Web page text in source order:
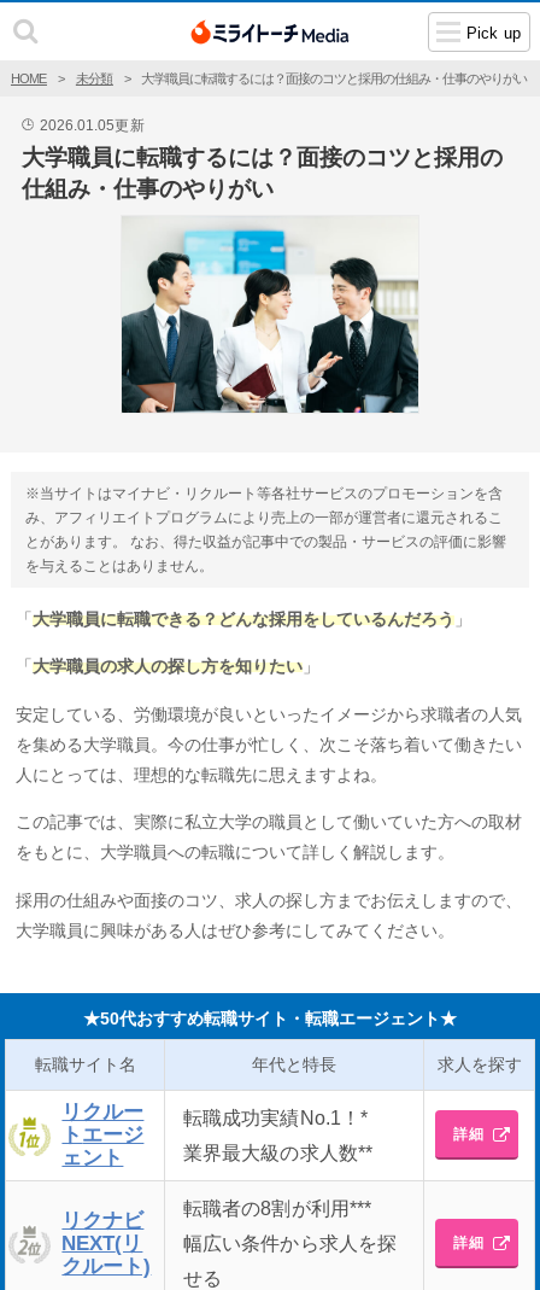
Pick up
🕒 2026.01.05更新
大学職員に転職するには？面接のコツと採用の
仕組み・仕事のやりがい
※当サイトはマイナビ・リクルート等各社サービスのプロモーションを含
み、アフィリエイトプログラムにより売上の一部が運営者に還元されるこ
とがあります。 なお、得た収益が記事中での製品・サービスの評価に影響
を与えることはありません。
「大学職員に転職できる？どんな採用をしているんだろう 」
「大学職員の求人の探し方を知りたい 」
安定している、労働環境が良いといったイメージから求職者の人気
を集める大学職員。今の仕事が忙しく、次こそ落ち着いて働きたい
人にとっては、理想的な転職先に思えますよね。
この記事では、実際に私立大学の職員として働いていた方への取材
をもとに、大学職員への転職について詳しく解説します。
採用の仕組みや面接のコツ、求人の探し方までお伝えしますので、
大学職員に興味がある人はぜひ参考にしてみてください。
★50代おすすめ転職サイト・転職エージェント★
転職サイト名 年代と特長 求人を探す
リクルー
ト エージ
ェント
転職成功実績No.1！*
業界最大級の求人数**
詳細
リクナビ
NEXT(リ
クルート)
転職者の8割が利用***
幅広い条件から求人を探
せる
詳細
HOME 未分類 大学職員に転職するには？面接のコツと採用の仕組み・仕事のやりがい